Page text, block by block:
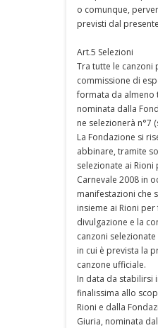
o comunque,
previsti dal
Art.5 Selezioni
Tra tutte le canzoni
commissione di
formata da almeno
nominata dalla
ne selezionerà n°7
La Fondazione si
abbinare, tramite
selezionate ai
Carnevale 2008 in
manifestazioni che
insieme ai Rioni
divulgazione e la
canzoni
in cui è prevista la
canzone ufficiale.
In data da stabilirsi
finalissima allo
Rioni e dalla
Giuria, nominata